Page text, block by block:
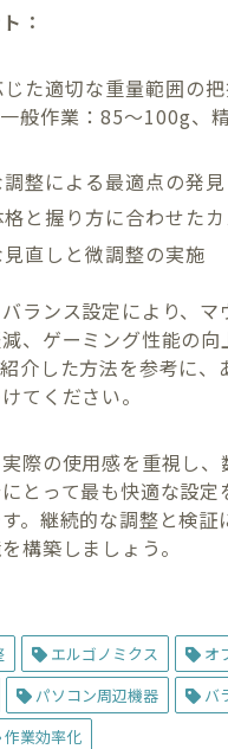
：
た適切な重量範囲の
般作業：85～100g、
整による最適点の発見
と握り方に合わせた
直しと微調整の実施
ランス設定により、マ
、ゲーミング性能の向
介した方法を参考に、
てください。
際の使用感を重視し、
とって最も快適な設定
。継続的な調整と検証
構築しましょう。
エルゴノミクス
オ
パソコン周辺機器
バ
作業効率化